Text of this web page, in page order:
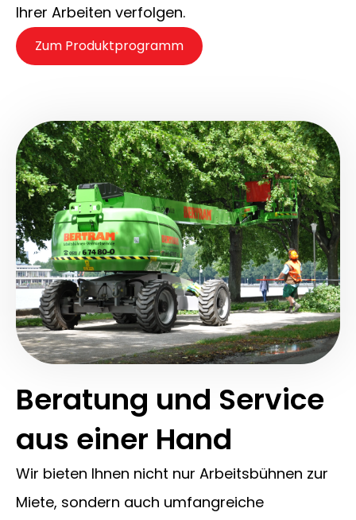
Ihrer Arbeiten verfolgen.
Zum Produktprogramm
Beratung und Service
aus einer Hand
Wir bieten Ihnen nicht nur Arbeitsbühnen zur
Miete, sondern auch umfangreiche